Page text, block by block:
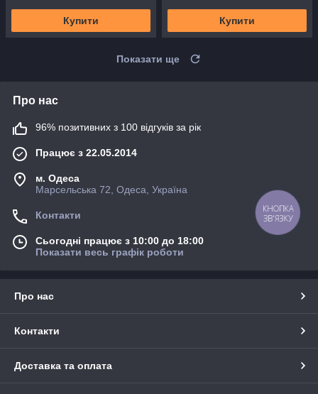
Купити Купити
Показати ще
Про нас
96% позитивних з 100 відгуків за рік
Працює з 22.05.2014
м. Одеса
Марсельська 72, Одеса, Україна
Контакти
Сьогодні працює з 10:00 до 18:00
Показати весь графік роботи
Про нас
Контакти
Доставка та оплата
КНОПКА
ЗВ'ЯЗКУ